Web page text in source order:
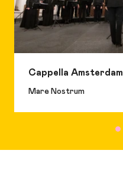
Cappella Amsterdam
Mare Nostrum